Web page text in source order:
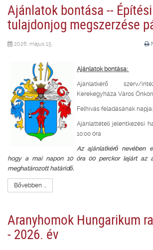
Ajánlatok bontása --
tulajdonjog megszerzése
2026. május 15.
Ajánlatok bontása:
Ajánlatkérő szerv/
Kerekegyháza Város
Felhívás feladásának
Ajánlattételi jelentkezési
10:00 óra
Az ajánlatkérő nevében
hogy a mai napon 10 óra 00 perckor lejárt az
meghatározott határidő.
Bővebben ...
Aranyhomok Hungarikum
- 2026. év